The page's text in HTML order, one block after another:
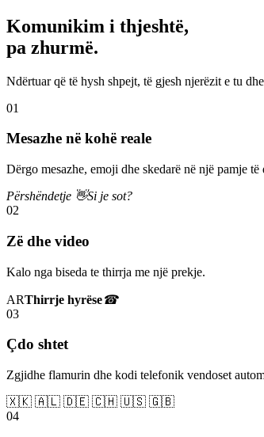
Komunikim i thjeshtë,
pa zhurmë.
Ndërtuar që të hysh shpejt, të gjesh njerëzit e tu
01
Mesazhe në kohë reale
Dërgo mesazhe, emoji dhe skedarë në një pamje të
Përshëndetje 👋Si je sot?
02
Zë dhe video
Kalo nga biseda te thirrja me një prekje.
ARThirrje hyrëse☎
03
Çdo shtet
Zgjidhe flamurin dhe kodi telefonik vendoset
🇽🇰 🇦🇱 🇩🇪 🇨🇭 🇺🇸 🇬🇧
04